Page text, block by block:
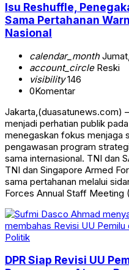
Isu Reshuffle,
Sama Pertahanan
Nasional
calendar_month
account_circleReski
visibility146
0Komentar
Jakarta,(duasatunews.com)
menjadi perhatian publik
menegaskan fokus menjaga
pengawasan program
sama internasional. TNI dan
TNI dan Singapore Armed
sama pertahanan melalui
Forces Annual Staff
Politik
DPR Siap Revisi UU